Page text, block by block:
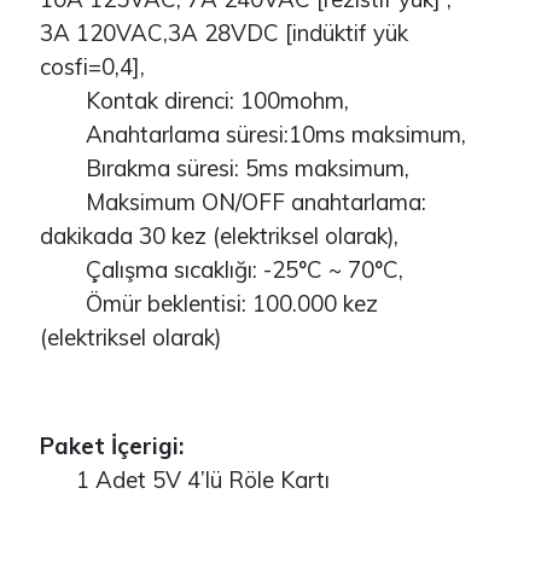
3A 120VAC,3A 28VDC [indüktif yük
cosfi=0,4],
Kontak direnci: 100mohm,
Anahtarlama süresi:10ms maksimum,
Bırakma süresi: 5ms maksimum,
Maksimum ON/OFF anahtarlama:
dakikada 30 kez (elektriksel olarak),
Çalışma sıcaklığı: -25°C ~ 70°C,
Ömür beklentisi: 100.000 kez
(elektriksel olarak)
Paket İçerigi:
1 Adet 5V 4’lü Röle Kartı